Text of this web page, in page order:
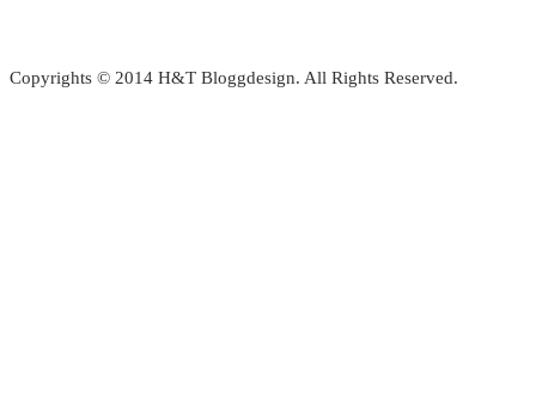
Copyrights © 2014 H&T Bloggdesign. All Rights Reserved.